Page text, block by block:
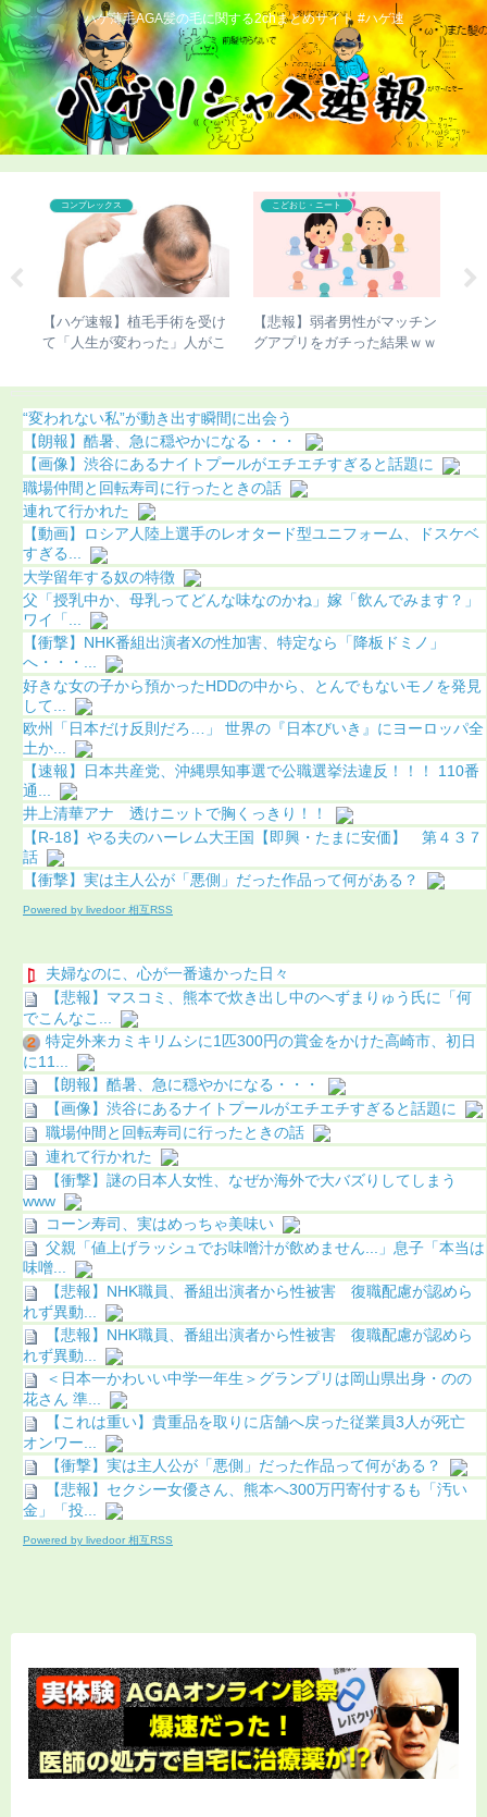
ハゲ薄毛AGA髪の毛に関する2chまとめサイト #ハゲ速
こどおじ・ニート
【チビ速報】骨延長したこび
さんのこの写真（画像あり）
こどおじ・ニート
【超画像】チー牛さん、世界
にチー牛を晒してしまうｗｗ
“変われない私”が動き出す瞬間に出会う
【朗報】酷暑、急に穏やかになる・・・
【画像】渋谷にあるナイトプールがエチエチすぎると話題に
職場仲間と回転寿司に行ったときの話
連れて行かれた
【動画】ロシア人陸上選手のレオタード型ユニフォーム、ドスケベ
すぎる...
大学留年する奴の特徴
父「授乳中か、母乳ってどんな味なのかね」嫁「飲んでみます？」
ワイ「...
【衝撃】NHK番組出演者Xの性加害、特定なら「降板ドミノ」
へ・・・...
好きな女の子から預かったHDDの中から、とんでもないモノを発見
して...
欧州「日本だけ反則だろ…」 世界の『日本びいき』にヨーロッパ全
土か...
【速報】日本共産党、沖縄県知事選で公職選挙法違反！！！ 110番
通...
井上清華アナ 透けニットで胸くっきり！！
【R-18】やる夫のハーレム大王国【即興・たまに安価】 第４３７
話
【衝撃】実は主人公が「悪側」だった作品って何がある？
Powered by livedoor 相互RSS
夫婦なのに、心が一番遠かった日々
【悲報】マスコミ、熊本で炊き出し中のへずまりゅう氏に「何
でこんなこ...
特定外来カミキリムシに1匹300円の賞金をかけた高崎市、初日
に11...
【朗報】酷暑、急に穏やかになる・・・
【画像】渋谷にあるナイトプールがエチエチすぎると話題に
職場仲間と回転寿司に行ったときの話
連れて行かれた
【衝撃】謎の日本人女性、なぜか海外で大バズりしてしまう
www
コーン寿司、実はめっちゃ美味い
父親「値上げラッシュでお味噌汁が飲めません...」息子「本当は
味噌...
【悲報】NHK職員、番組出演者から性被害 復職配慮が認めら
れず異動...
【悲報】NHK職員、番組出演者から性被害 復職配慮が認めら
れず異動...
＜日本一かわいい中学一年生＞グランプリは岡山県出身・のの
花さん 準...
【これは重い】貴重品を取りに店舗へ戻った従業員3人が死亡
オンワー...
【衝撃】実は主人公が「悪側」だった作品って何がある？
【悲報】セクシー女優さん、熊本へ300万円寄付するも「汚い
金」「投...
Powered by livedoor 相互RSS